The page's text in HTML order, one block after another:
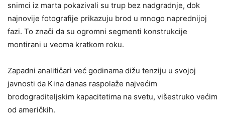
snimci iz marta pokazivali su trup bez nadgradnje, dok
najnovije fotografije prikazuju brod u mnogo naprednijoj
fazi. To znači da su ogromni segmenti konstrukcije
montirani u veoma kratkom roku.
Zapadni analitičari već godinama dižu tenziju u svojoj
javnosti da Kina danas raspolaže najvećim
brodograditeljskim kapacitetima na svetu, višestruko većim
od američkih.